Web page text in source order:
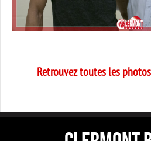
Retrouvez toutes les